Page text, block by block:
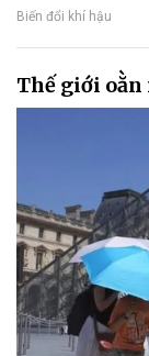
Biến đổi khí hậu
Thế giới